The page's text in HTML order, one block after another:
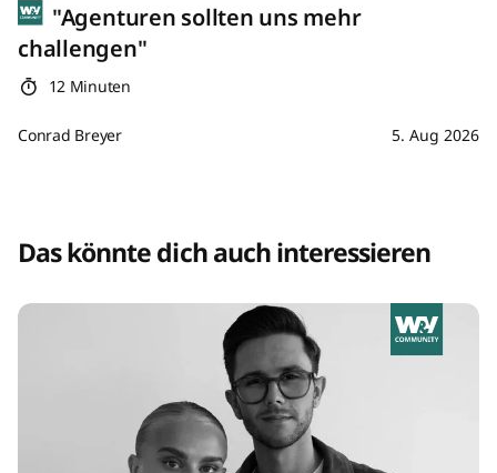
"Agenturen sollten uns mehr
challengen"
12 Minuten
Conrad Breyer 5. Aug 2026
Das könnte dich auch interessieren